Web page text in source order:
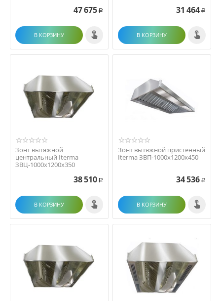
47 675 Р
В КОРЗИНУ
31 464 Р
В КОРЗИНУ
Зонт вытяжной
центральный Iterma
ЗВЦ-1000х1200х350
38 510 Р
В КОРЗИНУ
Зонт вытяжной пристенный
Iterma ЗВП-1000х1200х450
34 536 Р
В КОРЗИНУ